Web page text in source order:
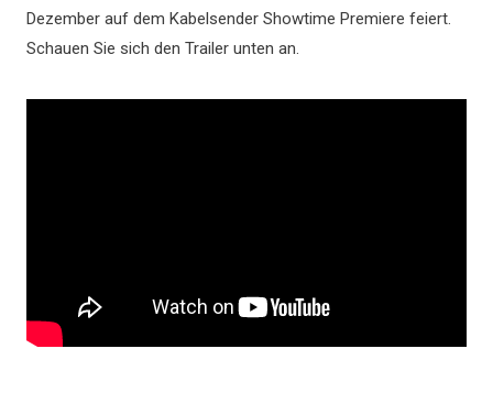
Dezember auf dem Kabelsender Showtime Premiere feiert.
Schauen Sie sich den Trailer unten an.